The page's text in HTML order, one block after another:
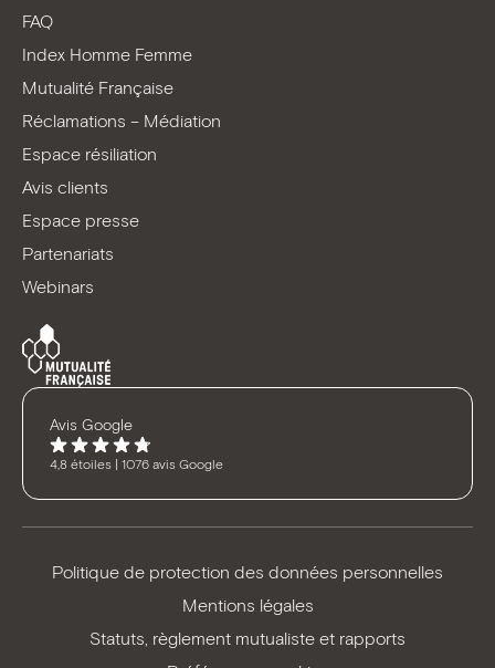
FAQ
Index Homme Femme
Mutualité Française
Réclamations – Médiation
Espace résiliation
Avis clients
Espace presse
Partenariats
Webinars
Avis Google
4,8 étoiles | 1076 avis Google
Politique de protection des données personnelles
Mentions légales
Statuts, règlement mutualiste et rapports